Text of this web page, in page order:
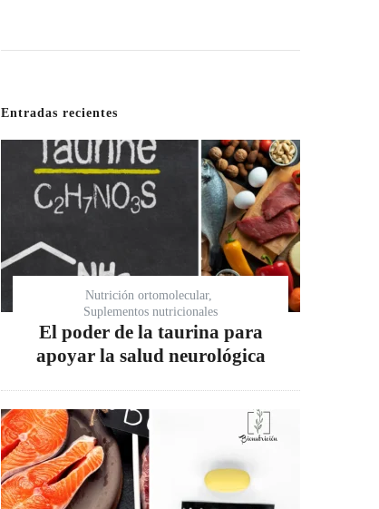
Entradas recientes
Nutrición ortomolecular
Suplementos nutricionales
El poder de la taurina para
apoyar la salud neurológica